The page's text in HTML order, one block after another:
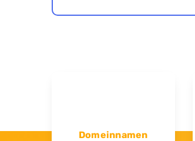
Domeinnamen